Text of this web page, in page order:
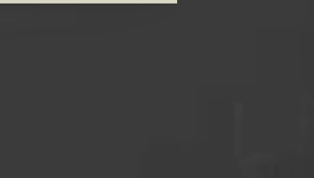
der ændrer den
sprog, eller den region, du